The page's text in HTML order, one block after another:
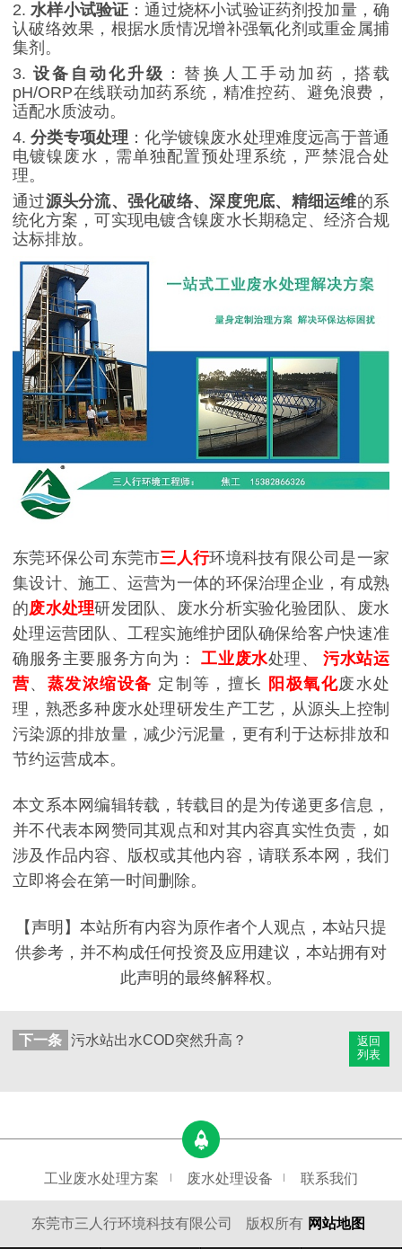
2.水样小试验证 ：通过烧杯小试验证药剂投加量，确
认破络效果，根据水质情况增补强氧化剂或重金属捕
集剂。
3.设备自动化升级 ：替换人工手动加药，搭载
pH/ORP在线联动加药系统，精准控药、避免浪费，
适配水质波动。
4.分类专项处理 ：化学镀镍废水处理难度远高于普通
电镀镍废水，需单独配置预处理系统，严禁混合处
理。
通过源头分流、强化破络、深度兜底、精细运维的系
统化方案，可实现电镀含镍废水长期稳定、经济合规
达标排放。
东莞环保公司东莞市三人行环境科技有限公司是一家
集设计、施工、运营为一体的环保治理企业，有成熟
的废水处理研发团队、废水分析实验化验团队、废水
处理运营团队、工程实施维护团队确保给客户快速准
确服务主要服务方向为：工业废水处理、污水站运
营、 蒸发浓缩设备 定制等，擅长 阳极氧化废水处
理，熟悉多种废水处理研发生产工艺，从源头上控制
污染源的排放量，减少污泥量，更有利于达标排放和
节约运营成本。
本文系本网编辑转载，转载目的是为传递更多信息，
并不代表本网赞同其观点和对其内容真实性负责，如
涉及作品内容、版权或其他内容，请联系本网，我们
立即将会在第一时间删除。
【声明】本站所有内容为原作者个人观点，本站只提
供参考，并不构成任何投资及应用建议，本站拥有对
此声明的最终解释权。
返回
列表
下一条 污水站出水COD突然升高？
工业废水处理方案 废水处理设备 联系我们
东莞市三人行环境科技有限公司 版权所有 网站地图